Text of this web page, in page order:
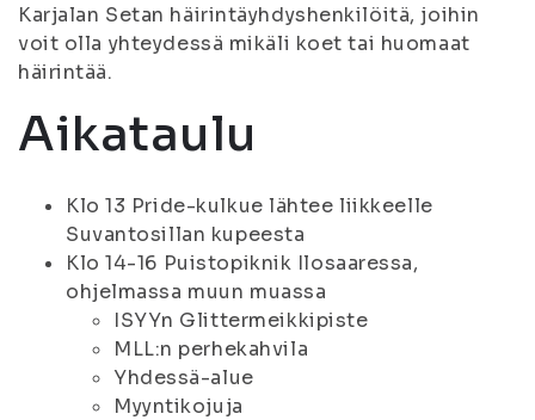
Karjalan Setan häirintäyhdyshenkilöitä, joihin
voit olla yhteydessä mikäli koet tai huomaat
häirintää.
Aikataulu
Klo 13 Pride-kulkue lähtee liikkeelle
Suvantosillan kupeesta
Klo 14-16 Puistopiknik Ilosaaressa,
ohjelmassa muun muassa
ISYYn Glittermeikkipiste
MLL:n perhekahvila
Yhdessä-alue
Myyntikojuja